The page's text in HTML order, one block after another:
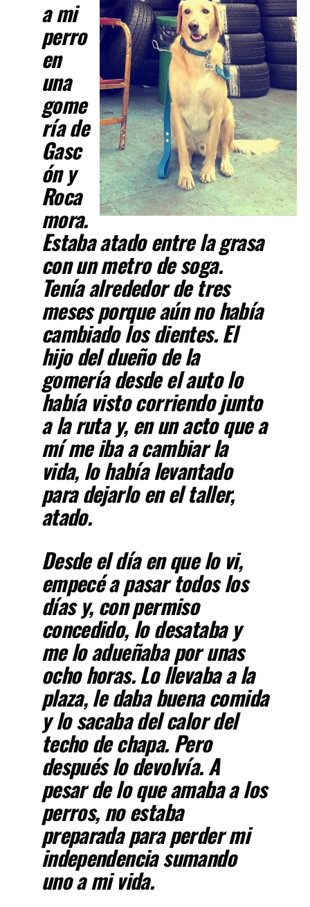
a mi
perro
en
una
gome
ría de
Gasc
ón y
Roca
mora.
Estaba atado entre la grasa
con un metro de soga.
Tenía alrededor de tres
meses porque aún no había
cambiado los dientes. El
hijo del dueño de la
gomería desde el auto lo
había visto corriendo junto
a la ruta y, en un acto que a
mí me iba a cambiar la
vida, lo había levantado
para dejarlo en el taller,
atado.
Desde el día en que lo vi,
empecé a pasar todos los
días y, con permiso
concedido, lo desataba y
me lo adueñaba por unas
ocho horas. Lo llevaba a la
plaza, le daba buena comida
y lo sacaba del calor del
techo de chapa. Pero
después lo devolvía. A
pesar de lo que amaba a los
perros, no estaba
preparada para perder mi
independencia sumando
uno a mi vida.